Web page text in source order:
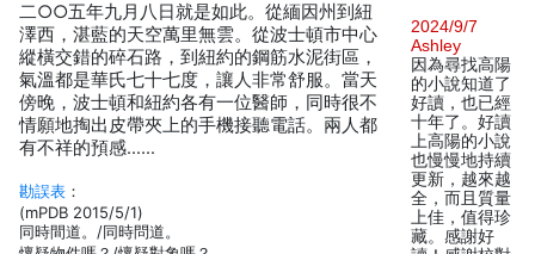
二○○五年九月八日就是如此。從緬因州到紐
澤西，湛藍的天空萬里無雲。從波士頓市中心
縱橫交錯的碎石路，到紐約的鋼筋水泥街區，
氣溫都是華氏七十七度，讓人非常舒服。當天
傍晚，波士頓和紐約各有一位醫師，同時很不
情願地掏出皮帶夾上的手機接聽電話。兩人都
有不祥的預感……
勘誤表 ：
(mPDB 2015/5/1)
同時間道。/同時問道。
2024/9/7
Ashley
因為尋找高陽
的小說知道了
好讀，也已經
十年了。好讀
上高陽的小說
也慢慢地持續
更新，越來越
全，而且質量
上佳，值得珍
藏。感謝好